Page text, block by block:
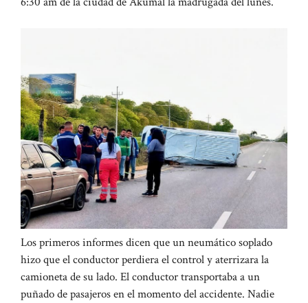
Los primeros informes dicen que un neumático soplado
hizo que el conductor perdiera el control y aterrizara la
camioneta de su lado. El conductor transportaba a un
puñado de pasajeros en el momento del accidente. Nadie